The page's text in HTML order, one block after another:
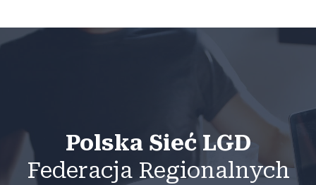
Polska Sieć LGD
Federacja Regionalnych